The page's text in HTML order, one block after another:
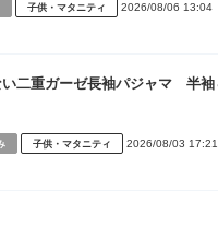
子供・マタニティ 2026/08/06 13:04
い二重ガーゼ長袖パジャマ 半
子供・マタニティ 2026/08/03 17:21